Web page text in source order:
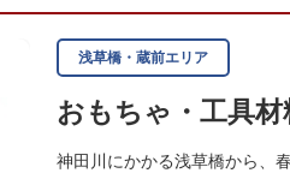
浅草橋・蔵前エリア
おもちゃ・工具
神田川にかかる浅草橋から、